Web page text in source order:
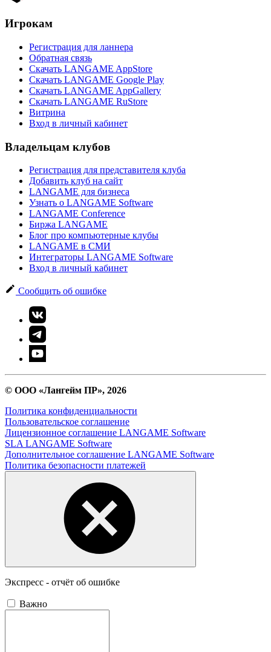
Игрокам
Регистрация для ланнера
Обратная связь
Скачать LANGAME AppStore
Скачать LANGAME Google Play
Скачать LANGAME AppGallery
Скачать LANGAME RuStore
Витрина
Вход в личный кабинет
Владельцам клубов
Регистрация для представителя клуба
Добавить клуб на сайт
LANGAME для бизнеса
Узнать о LANGAME Software
LANGAME Conference
Биржа LANGAME
Блог про компьютерные клубы
LANGAME в СМИ
Интеграторы LANGAME Software
Вход в личный кабинет
Сообщить об ошибке
© ООО «Лангейм ПР», 2026
Политика конфиденциальности
Пользовательское соглашение
Лицензионное соглашение LANGAME Software
SLA LANGAME Software
Дополнительное соглашение LANGAME Software
Политика безопасности платежей
Экспресс - отчёт об ошибке
Важно